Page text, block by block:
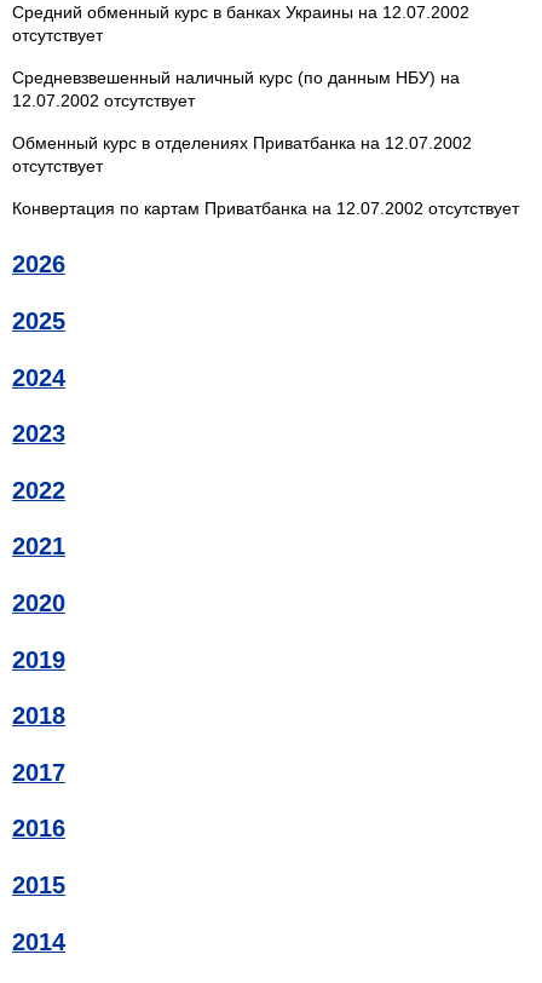
Средний обменный курс в банках Украины на 12.07.2002
отсутствует
Средневзвешенный наличный курс (по данным НБУ) на
12.07.2002 отсутствует
Обменный курс в отделениях Приватбанка на 12.07.2002
отсутствует
Конвертация по картам Приватбанка на 12.07.2002 отсутствует
2026
2025
2024
2023
2022
2021
2020
2019
2018
2017
2016
2015
2014